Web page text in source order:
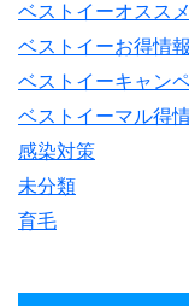
ベストイーオスス
ベストイーお得情報
ベストイーキャン
ベストイーマル得情
感染対策
未分類
育毛